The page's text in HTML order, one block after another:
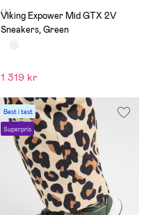
(4)
Viking Expower Mid GTX 2V
Sneakers, Green
1 319 kr
Best i test
Superpris